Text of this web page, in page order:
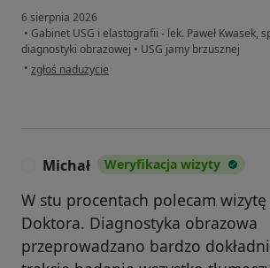
6 sierpnia 2026
• Gabinet USG i elastografii - lek. Paweł Kwasek,
diagnostyki obrazowej • USG jamy brzusznej
• w opinii użytkownika Roman
zgłoś nadużycie
Michał Weryfikacja wizyty
W stu procentach polecam wizytę
Doktora. Diagnostyka obrazowa
przeprowadzano bardzo